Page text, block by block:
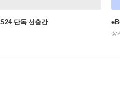
단독 선출간
상